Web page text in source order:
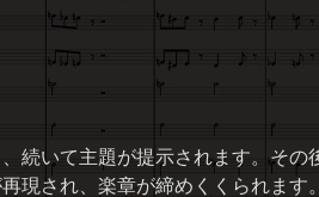
続いて主題が提示されます。その
現され、楽章が締めくくられます